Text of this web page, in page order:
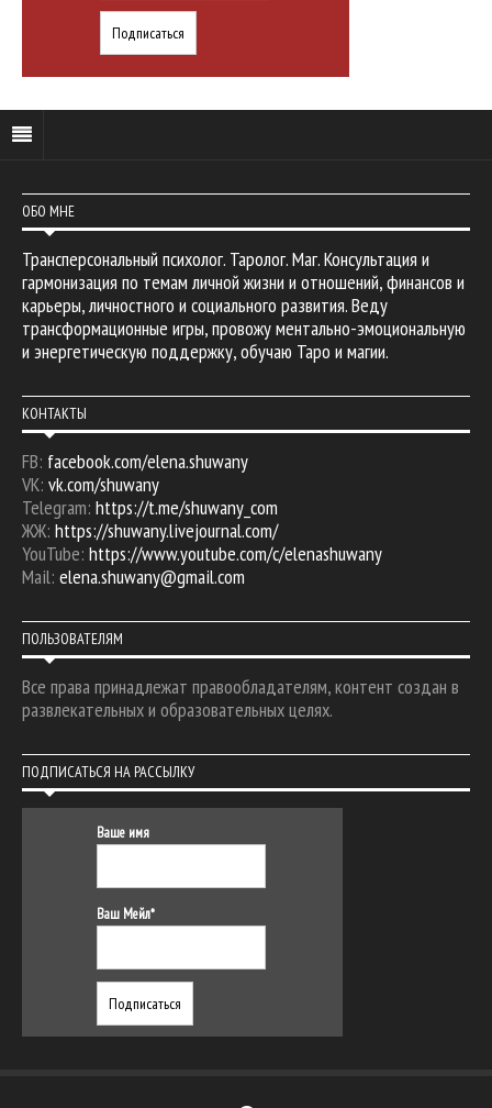
ОБО МНЕ
Трансперсональный психолог. Таролог. Маг. Консультация и
гармонизация по темам личной жизни и отношений, финансов и
карьеры, личностного и социального развития. Веду
трансформационные игры, провожу ментально-эмоциональную
и энергетическую поддержку, обучаю Таро и магии.
КОНТАКТЫ
FB: facebook.com/elena.shuwany
VK: vk.com/shuwany
Telegram: https://t.me/shuwany_com
ЖЖ: https://shuwany.livejournal.com/
YouTube: https://www.youtube.com/c/elenashuwany
Mail: elena.shuwany@gmail.com
ПОЛЬЗОВАТЕЛЯМ
Все права принадлежат правообладателям, контент создан в
развлекательных и образовательных целях.
ПОДПИСАТЬСЯ НА РАССЫЛКУ
Ваше имя
Ваш Мейл*